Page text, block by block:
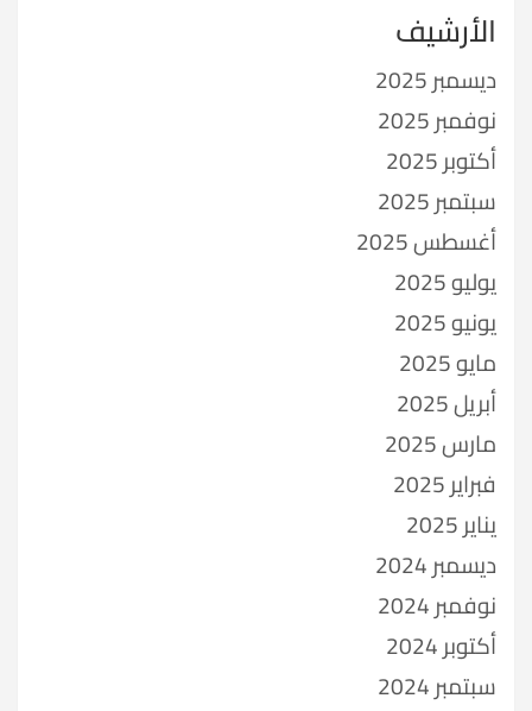
الأرشيف
ديسمبر 2025
نوفمبر 2025
أكتوبر 2025
سبتمبر 2025
أغسطس 2025
يوليو 2025
يونيو 2025
مايو 2025
أبريل 2025
مارس 2025
فبراير 2025
يناير 2025
ديسمبر 2024
نوفمبر 2024
أكتوبر 2024
سبتمبر 2024